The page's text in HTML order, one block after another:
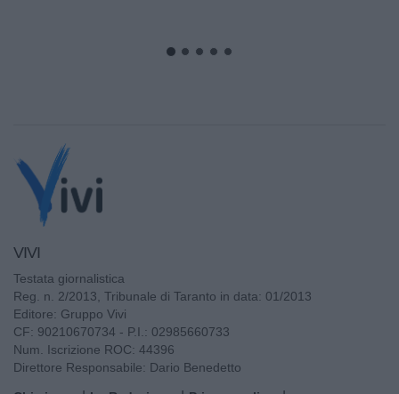
VIVI
Testata giornalistica
Reg. n. 2/2013, Tribunale di Taranto in data: 01/2013
Editore: Gruppo Vivi
CF: 90210670734 - P.I.: 02985660733
Num. Iscrizione ROC: 44396
Direttore Responsabile: Dario Benedetto